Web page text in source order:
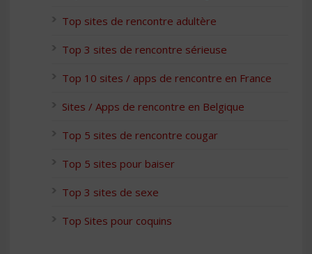
Top sites de rencontre adultère
Top 3 sites de rencontre sérieuse
Top 10 sites / apps de rencontre en France
Sites / Apps de rencontre en Belgique
Top 5 sites de rencontre cougar
Top 5 sites pour baiser
Top 3 sites de sexe
Top Sites pour coquins